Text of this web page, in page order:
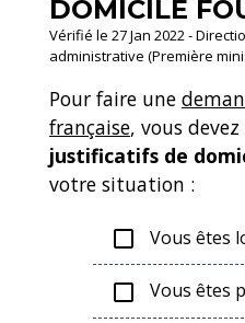
DOMICILE
Vérifié le 27 Jan 2022 -
administrative (Première
Pour faire une
française, vous
justificatifs de
votre situation :
check_box_outline_blank Vous êtes
check_box_outline_blank Vous êtes